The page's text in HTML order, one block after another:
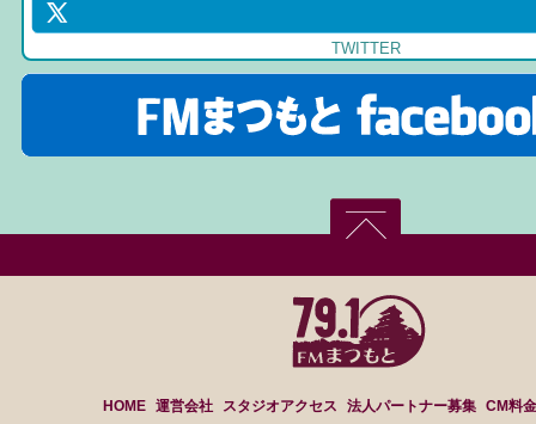
TWITTER
HOME 運営会社 スタジオアクセス 法人パートナー募集 CM料